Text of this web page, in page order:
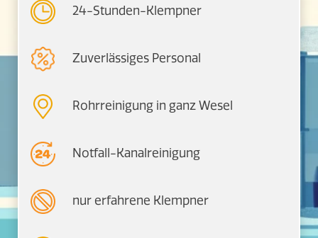
24-Stunden-Klempner
Zuverlässiges Personal
Rohrreinigung in ganz Wesel
Notfall-Kanalreinigung
nur erfahrene Klempner